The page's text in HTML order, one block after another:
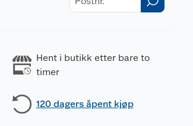
Hent i butikk etter bare to
timer
120 dagers åpent kjøp